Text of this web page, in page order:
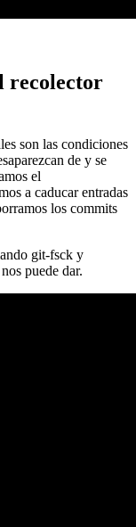
recolector
son las condiciones
de y se
el
a caducar entradas
los commits
git-fsck y
puede dar.